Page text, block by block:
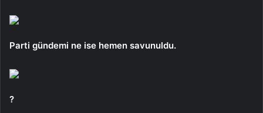
Parti gündemi ne ise hemen savunuldu.
?